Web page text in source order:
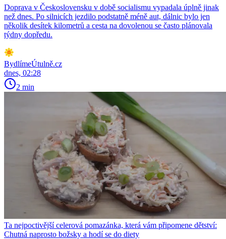
Doprava v Československu v době socialismu vypadala úplně jinak
než dnes. Po silnicích jezdilo podstatně méně aut, dálnic bylo jen
několik desítek kilometrů a cesta na dovolenou se často plánovala
týdny dopředu.
BydlímeÚtulně.cz
dnes, 02:28
2 min
Ta nejpoctivější celerová pomazánka, která vám připomene dětství:
Chutná naprosto božsky a hodí se do diety